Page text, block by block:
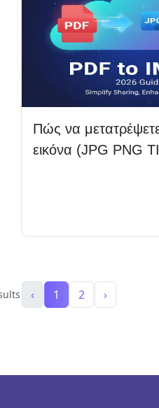
Πώς να
εικόνα (JPG PNG
‹ 1 2 ›